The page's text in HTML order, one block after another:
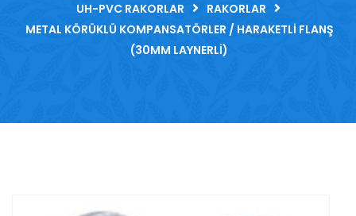
UH-PVC RAKORLAR
RAKORLAR
METAL KÖRÜKLÜ KOMPANSATÖRLER / HARAKETLI FLANŞ
(30MM LAYNERLI)